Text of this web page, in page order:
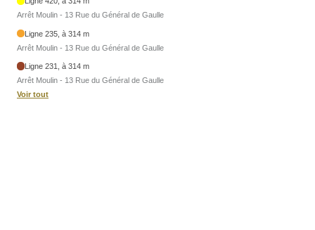
Arrêt Moulin - 13 Rue du Général de Gaulle
Ligne 235, à 314 m
Arrêt Moulin - 13 Rue du Général de Gaulle
Ligne 231, à 314 m
Arrêt Moulin - 13 Rue du Général de Gaulle
Voir tout